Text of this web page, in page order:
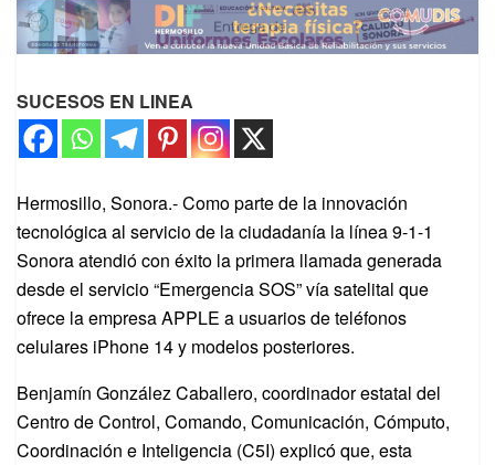
SUCESOS EN LINEA
Hermosillo, Sonora.- Como parte de la innovación
tecnológica al servicio de la ciudadanía la línea 9-1-1
Sonora atendió con éxito la primera llamada generada
desde el servicio “Emergencia SOS” vía satelital que
ofrece la empresa APPLE a usuarios de teléfonos
celulares iPhone 14 y modelos posteriores.
Benjamín González Caballero, coordinador estatal del
Centro de Control, Comando, Comunicación, Cómputo,
Coordinación e Inteligencia (C5I) explicó que, esta